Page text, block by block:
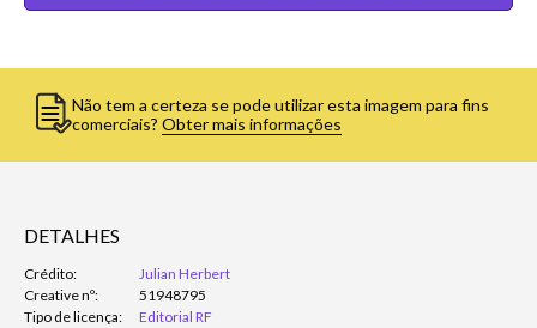
Não tem a certeza se pode utilizar esta imagem para fins
comerciais? Obter mais informações
DETALHES
Crédito:
Julian Herbert
Creative nº:
51948795
Tipo de licença:
Editorial RF